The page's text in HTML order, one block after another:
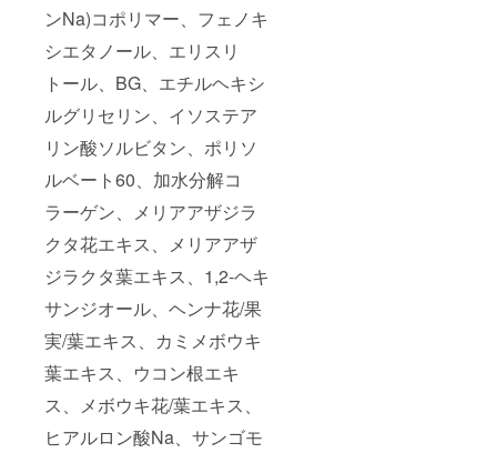
ンNa)コポリマー、フェノキ
シエタノール、エリスリ
トール、BG、エチルヘキシ
ルグリセリン、イソステア
リン酸ソルビタン、ポリソ
ルベート60、加水分解コ
ラーゲン、メリアアザジラ
クタ花エキス、メリアアザ
ジラクタ葉エキス、1,2-ヘキ
サンジオール、ヘンナ花/果
実/葉エキス、カミメボウキ
葉エキス、ウコン根エキ
ス、メボウキ花/葉エキス、
ヒアルロン酸Na、サンゴモ